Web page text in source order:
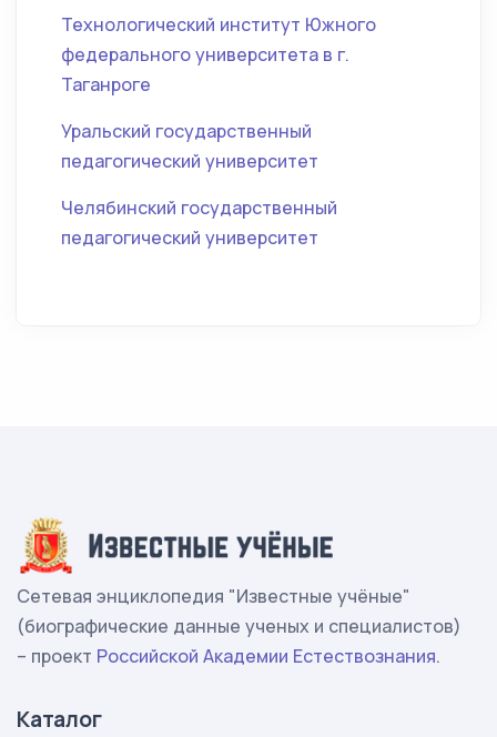
Технологический институт Южного
федерального университета в г.
Таганроге
Уральский государственный
педагогический университет
Челябинский государственный
педагогический университет
Сетевая энциклопедия "Известные учёные"
(биографические данные ученых и специалистов)
– проект Российской Академии Естествознания.
Каталог